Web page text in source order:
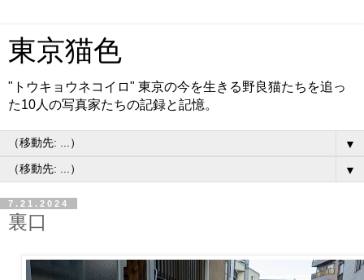
東京猫色
"トウキョウネコイロ" 東京の今を生きる野良猫たちを追っ
た10人の写真家たちの記録と記憶。
▼
▼
7.21.2024
裏口